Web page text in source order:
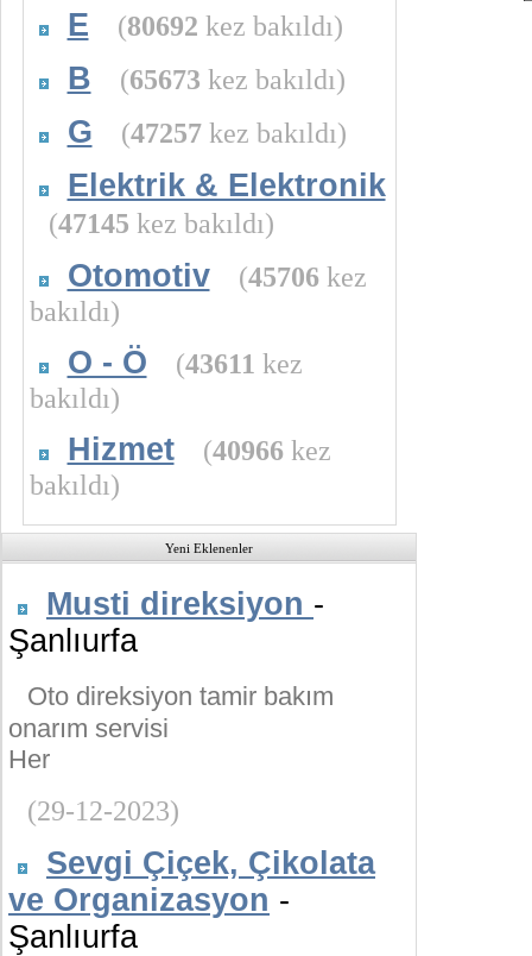
E (80692 kez bakıldı)
B (65673 kez bakıldı)
G (47257kez bakıldı)
Elektrik & Elektronik
(47145 kez bakıldı)
Otomotiv (45706 kez
bakıldı)
O - Ö (43611 kez
bakıldı)
Hizmet (40966 kez
bakıldı)
Yeni Eklenenler
Musti direksiyon -
Şanlıurfa
Oto direksiyon tamir bakım
onarım servisi
Her
(29-12-2023)
Sevgi Çiçek, Çikolata
ve Organizasyon -
Şanlıurfa